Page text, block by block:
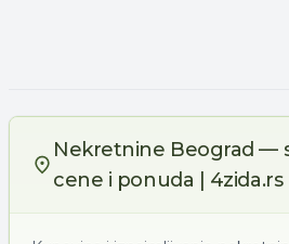
Nekretnine Beograd —
cene i ponuda | 4zida.rs